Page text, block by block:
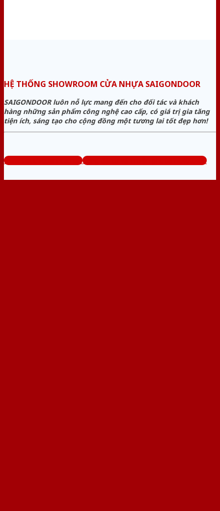
HỆ THỐNG SHOWROOM CỬA NHỰA SAIGONDOOR
SAIGONDOOR luôn nỗ lực mang đến cho đối tác và khách
hàng những sản phẩm công nghệ cao cấp, có giá trị gia tăng
tiện ích, sáng tạo cho cộng đồng một tương lai tốt đẹp hơn!
www.sieuthicuanhua.net Tổng đài tư vấn miễn phí: 0824.400.400